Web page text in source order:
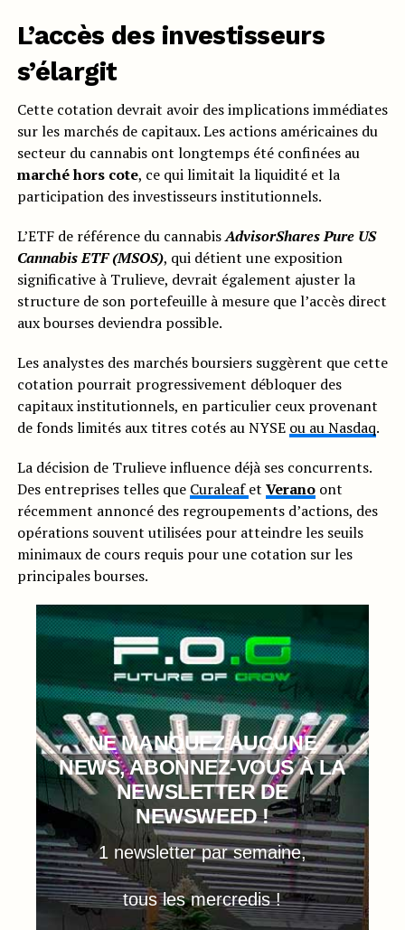
L’accès des investisseurs
s’élargit
Cette cotation devrait avoir des implications immédiates
sur les marchés de capitaux. Les actions américaines du
secteur du cannabis ont longtemps été confinées au
marché hors cote, ce qui limitait la liquidité et la
participation des investisseurs institutionnels.
L’ETF de référence du cannabisAdvisorShares Pure US
Cannabis ETF (MSOS), qui détient une exposition
significative à Trulieve, devrait également ajuster la
structure de son portefeuille à mesure que l’accès direct
aux bourses deviendra possible.
Les analystes des marchés boursiers suggèrent que cette
cotation pourrait progressivement débloquer des
capitaux institutionnels, en particulier ceux provenant
de fonds limités aux titres cotés au NYSE ou au Nasdaq.
La décision de Trulieve influence déjà ses concurrents.
Des entreprises telles que Curaleafet Verano ont
récemment annoncé des regroupements d’actions, des
opérations souvent utilisées pour atteindre les seuils
minimaux de cours requis pour une cotation sur les
principales bourses.
NE MANQUEZ AUCUNE
NEWS, ABONNEZ-VOUS À LA
NEWSLETTER DE
NEWSWEED !
1 newsletter par semaine,
tous les mercredis !